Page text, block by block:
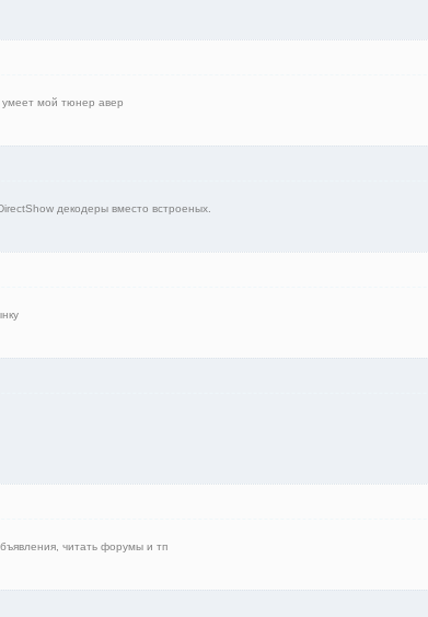
мой тюнер авер
декодеры вместо встроеных.
читать форумы и тп